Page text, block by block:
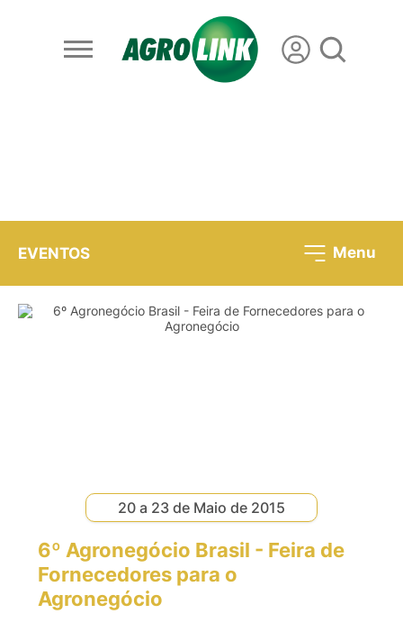
EVENTOS Menu
20 a 23 de Maio de 2015
6º Agronegócio Brasil - Feira de
Fornecedores para o
Agronegócio